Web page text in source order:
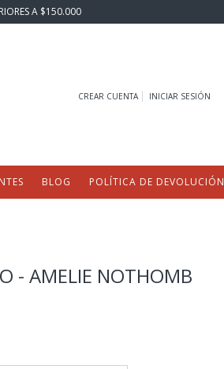
A $150.000
CREAR CUENTA INICIAR SESIÓN
BLOG POLÍTICA DE DEVOLUCIÓN
- AMELIE NOTHOMB